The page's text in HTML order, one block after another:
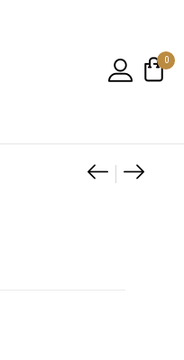
0
[5-10
[2-4